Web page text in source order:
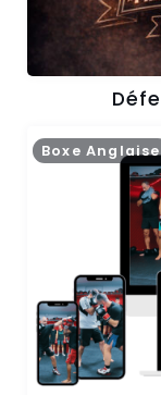
Boxe Anglaise